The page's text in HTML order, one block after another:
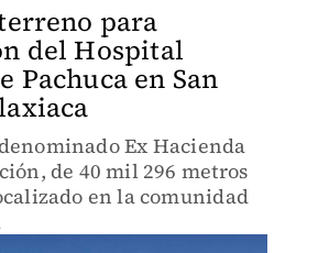
para
del Hospital
Pachuca en San
Ex Hacienda
de 40 mil 296 metros
en la comunidad